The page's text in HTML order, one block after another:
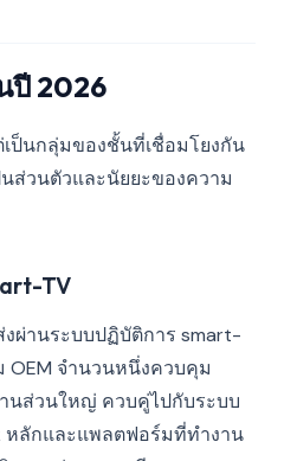
ปี 2026
เป็นกลุ่มของชั้นที่เชื่อมโยงกัน
ส่วนตัวและนัยยะของความ
TV
ผ่านระบบปฏิบัติการ smart-
OEM จำนวนหนึ่งควบคุม
นส่วนใหญ่ ควบคู่ไปกับระบบ
หลักและแพลตฟอร์มที่ทำงาน